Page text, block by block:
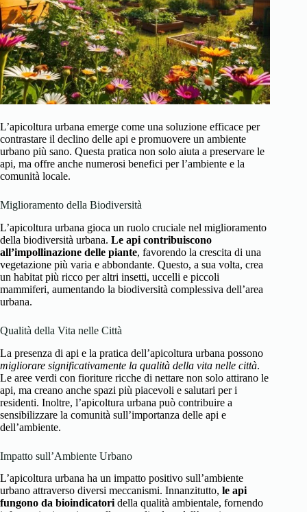
L’apicoltura urbana emerge come una soluzione efficace per
contrastare il declino delle api e promuovere un ambiente
urbano più sano. Questa pratica non solo aiuta a preservare le
api, ma offre anche numerosi benefici per l’ambiente e la
comunità locale.
Miglioramento della Biodiversità
L’apicoltura urbana gioca un ruolo cruciale nel miglioramento
della biodiversità urbana. Le api contribuiscono
all’impollinazione delle piante, favorendo la crescita di una
vegetazione più varia e abbondante. Questo, a sua volta, crea
un habitat più ricco per altri insetti, uccelli e piccoli
mammiferi, aumentando la biodiversità complessiva dell’area
urbana.
Qualità della Vita nelle Città
La presenza di api e la pratica dell’apicoltura urbana possono
migliorare significativamente la qualità della vita nelle città.
Le aree verdi con fioriture ricche di nettare non solo attirano le
api, ma creano anche spazi più piacevoli e salutari per i
residenti. Inoltre, l’apicoltura urbana può contribuire a
sensibilizzare la comunità sull’importanza delle api e
dell’ambiente.
Impatto sull’Ambiente Urbano
L’apicoltura urbana ha un impatto positivo sull’ambiente
urbano attraverso diversi meccanismi. Innanzitutto, le api
fungono da bioindicatori della qualità ambientale, fornendo